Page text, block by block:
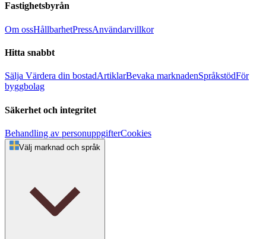
Fastighetsbyrån
Om ossHållbarhetPressAnvändarvillkor
Hitta snabbt
Sälja Värdera din bostadArtiklarBevaka marknadenSpråkstödFör
byggbolag
Säkerhet och integritet
Behandling av personuppgifterCookies
Välj marknad och språk